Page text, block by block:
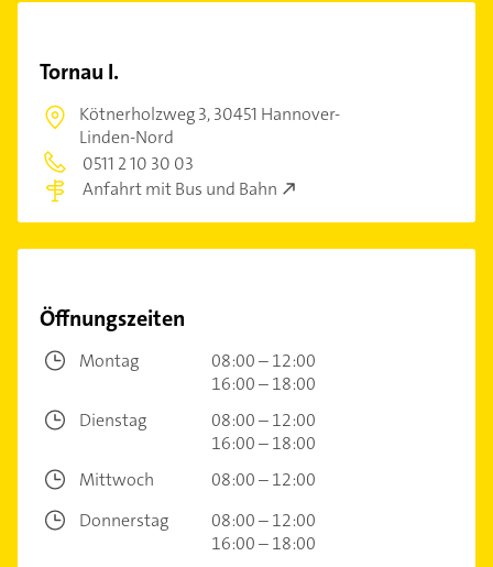
Tornau I.
Kötnerholzweg 3,30451 Hannover-
Linden-Nord
0511 2 10 30 03
Anfahrt mit Bus und Bahn
Öffnungszeiten
Montag
08:00 – 12:00
16:00 – 18:00
Dienstag
08:00 – 12:00
16:00 – 18:00
Mittwoch
08:00 – 12:00
Donnerstag
08:00 – 12:00
16:00 – 18:00